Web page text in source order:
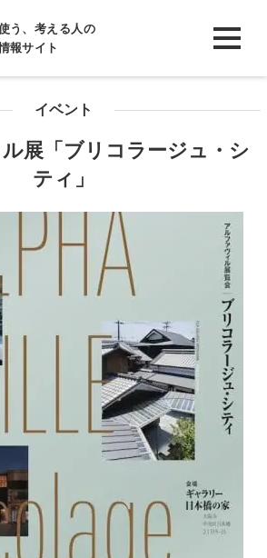
う、考える人の
報サイト
イベント
展「ブリコラージュ・シ
ティ」